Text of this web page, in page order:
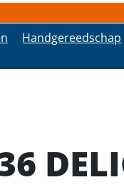
Handgereedschap